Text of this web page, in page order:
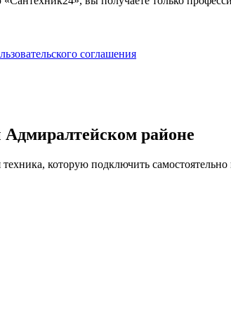
соглашения
районе
которую подключить